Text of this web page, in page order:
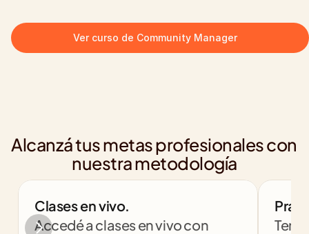
Alcanzá tus metas profesionales con
nuestra metodología
Clases en vivo.
Accedé a clases en vivo con
Ver curso de Community Manager